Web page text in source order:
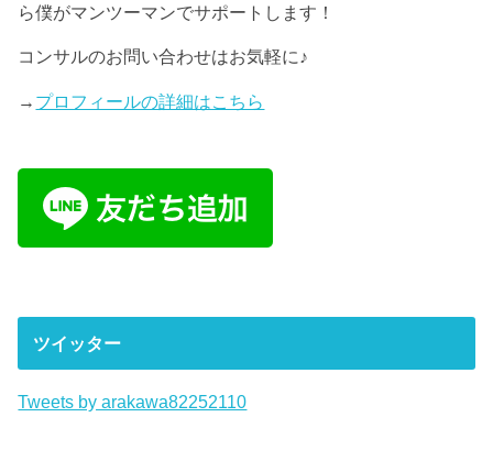
ら僕がマンツーマンでサポートします！
コンサルのお問い合わせはお気軽に♪
→ プロフィールの詳細はこちら
ツイッター
Tweets by arakawa82252110